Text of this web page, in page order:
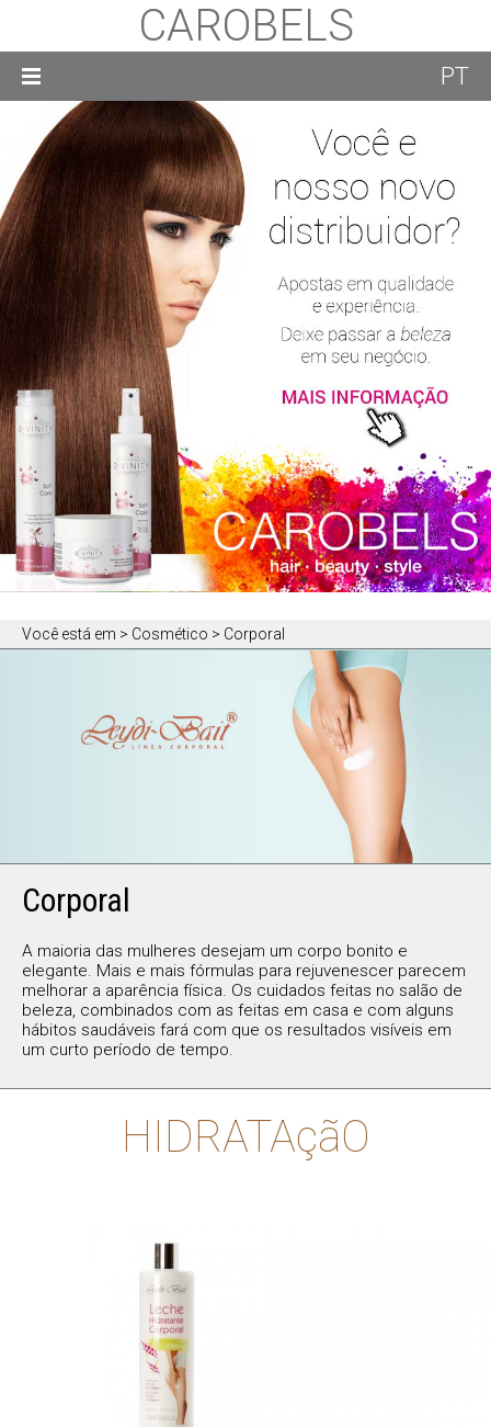
CAROBELS
PT
Você está em > Cosmético > Corporal
Corporal
A maioria das mulheres desejam um corpo bonito e
elegante. Mais e mais fórmulas para rejuvenescer parecem
melhorar a aparência física. Os cuidados feitas no salão de
beleza, combinados com as feitas em casa e com alguns
hábitos saudáveis fará com que os resultados visíveis em
um curto período de tempo.
HIDRATAçãO